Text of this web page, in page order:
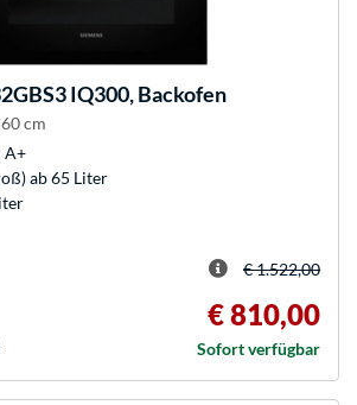
IQ300, Backofen
cm
A+
ab 65 Liter
€ 1.522,00
€ 810,00
Sofort verfügbar